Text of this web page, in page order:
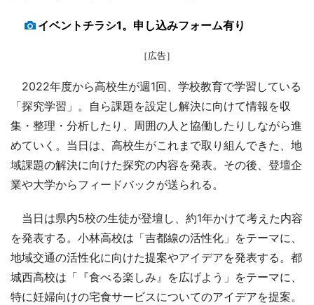
イベントチラシ1。申し込みフォーム有り
［広告］
2022年度から高校生が週1回、学校教育で学習している
「探究学習」。自ら課題を設定し解決に向けて情報を収
集・整理・分析したり、周囲の人と協働したりしながら進
めていく。当日は、高校生がこれまで取り組んできた、地
域課題の解決に向けた探究の内容を発表。その後、登壇企
業や大学からフィードバックが送られる。
当日は県内5校の生徒が登壇し、約1年かけて考えた内容
を発表する。小林高校は「吉都線の活性化」をテーマに、
地域交通の活性化に向けた提案やアイデアを発表する。都
城西高校は「『食べる楽しみ』を広げよう」をテーマに、
特に妊婦向けの宅食サービスについてのアイデアを提案。